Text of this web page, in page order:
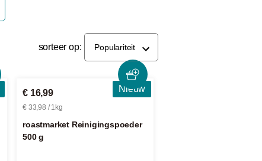
sorteer op: Populariteit
Nieuw
€ 16,99
€ 33,98 / 1kg
roastmarket Reinigingspoeder
500 g